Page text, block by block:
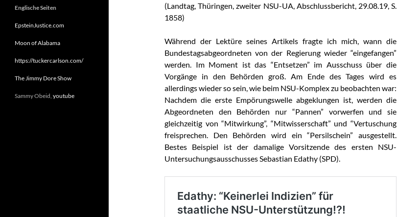
(Landtag, Thüringen, zweiter NSU-UA, Abschlussbericht, 29.08.19, S.
1858)
Während der Lektüre seines Artikels fragte ich mich, wann die
Bundestagsabgeordneten von der Regierung wieder “eingefangen”
werden. Im Moment ist das “Entsetzen” im Ausschuss über die
Vorgänge in den Behörden groß. Am Ende des Tages wird es
allerdings wieder so sein, wie beim NSU-Komplex zu beobachten war:
Nachdem die erste Empörungswelle abgeklungen ist, werden die
Abgeordneten den Behörden nur “Pannen” vorwerfen und sie
gleichzeitig von “Mitwirkung”, “Mitwisserschaft” und “Vertuschung
freisprechen. Den Behörden wird ein “Persilschein” ausgestellt.
Bestes Beispiel ist der damalige Vorsitzende des ersten NSU-
Untersuchungsausschusses Sebastian Edathy (SPD).
Englische Seiten
EpsteinJustice.com
Moon of Alabama
https://tuckercarlson.com/
The Jimmy Dore Show
Sammy Obeid, youtube